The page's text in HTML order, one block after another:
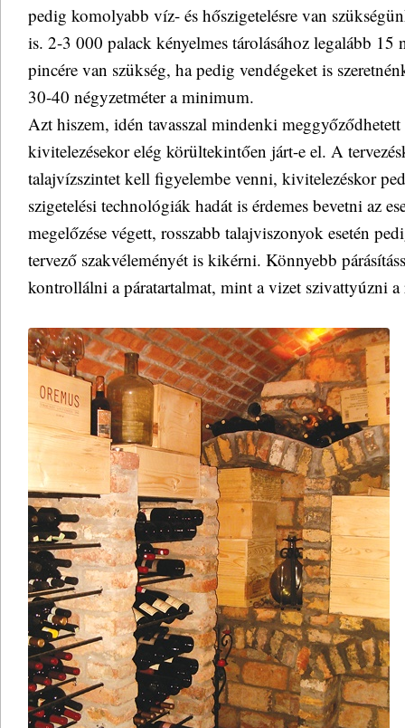
pedig komolyabb víz- és hőszigetelésre van
is. 2-3 000 palack kényelmes tárolásához legalább 15
pincére van szükség, ha pedig vendégeket is
30-40 négyzetméter a minimum.
Azt hiszem, idén tavasszal mindenki
kivitelezésekor elég körültekintően járt-e el. A
talajvízszintet kell figyelembe venni, kivitelezéskor
szigetelési technológiák hadát is érdemes bevetni az
megelőzése végett, rosszabb talajviszonyok esetén
tervező szakvéleményét is kikérni. Könnyebb
kontrollálni a páratartalmat, mint a vizet szivattyúzni a